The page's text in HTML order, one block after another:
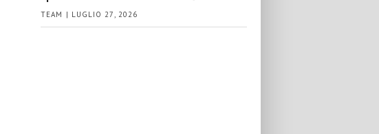
TEAM | LUGLIO 27, 2026